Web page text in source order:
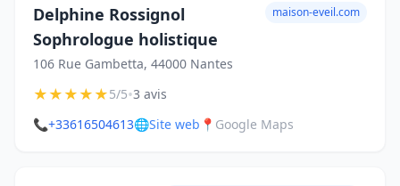
Delphine Rossignol
Sophrologue holistique
106 Rue Gambetta, 44000 Nantes
maison-eveil.com
★★★★★5/5•3 avis
📞+33616504613🌐Site web 📍 Google Maps